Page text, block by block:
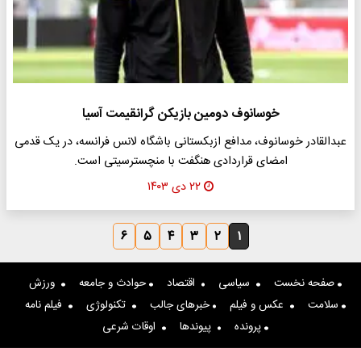
خوسانوف دومین بازیکن گرانقیمت آسیا
عبدالقادر خوسانوف، مدافع ازبکستانی باشگاه لانس فرانسه، در یک قدمی
امضای قراردادی هنگفت با منچسترسیتی است.
۲۲ دی ۱۴۰۳
۱ ۲ ۳ ۴ ۵ ۶
صفحه نخست سیاسی اقتصاد حوادث و جامعه
ورزش
سلامت
عکس و فیلم خبرهای جالب تکنولوژی
فیلم نامه
پرونده
پیوندها اوقات شرعی